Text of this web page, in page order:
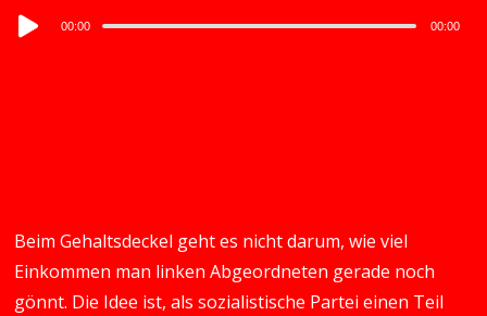
Audio
00:00 00:00
Beim Gehaltsdeckel geht es nicht darum, wie viel
Einkommen man linken Abgeordneten gerade noch
gönnt. Die Idee ist, als sozialistische Partei einen Teil